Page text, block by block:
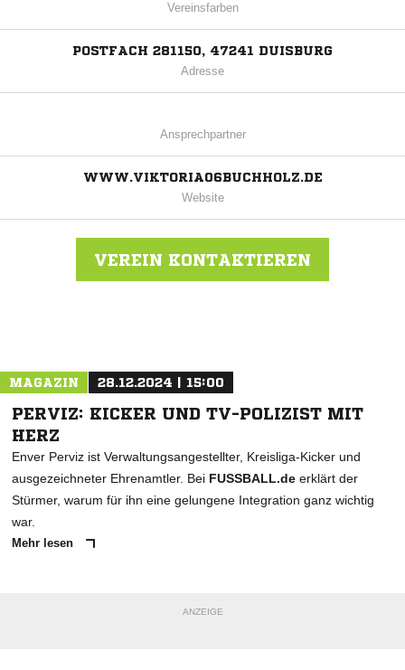
Vereinsfarben
POSTFACH 281150, 47241 DUISBURG
Adresse
Ansprechpartner
WWW.VIKTORIA06BUCHHOLZ.DE
Website
VEREIN KONTAKTIEREN
MAGAZIN 28.12.2024 | 15:00
PERVIZ: KICKER UND TV-POLIZIST MIT
HERZ
Enver Perviz ist Verwaltungsangestellter, Kreisliga-Kicker und
ausgezeichneter Ehrenamtler. Bei FUSSBALL.de erklärt der
Stürmer, warum für ihn eine gelungene Integration ganz wichtig
war.
Mehr lesen
ANZEIGE